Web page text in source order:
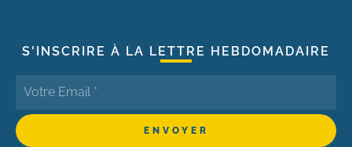
S'INSCRIRE À LA LETTRE HEBDOMADAIRE